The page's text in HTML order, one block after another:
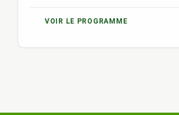
VOIR LE PROGRAMME